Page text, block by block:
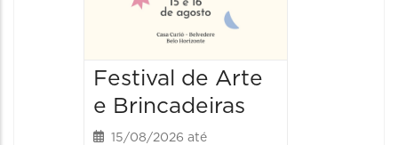
Festival de Arte
e Brincadeiras
15/08/2026 até